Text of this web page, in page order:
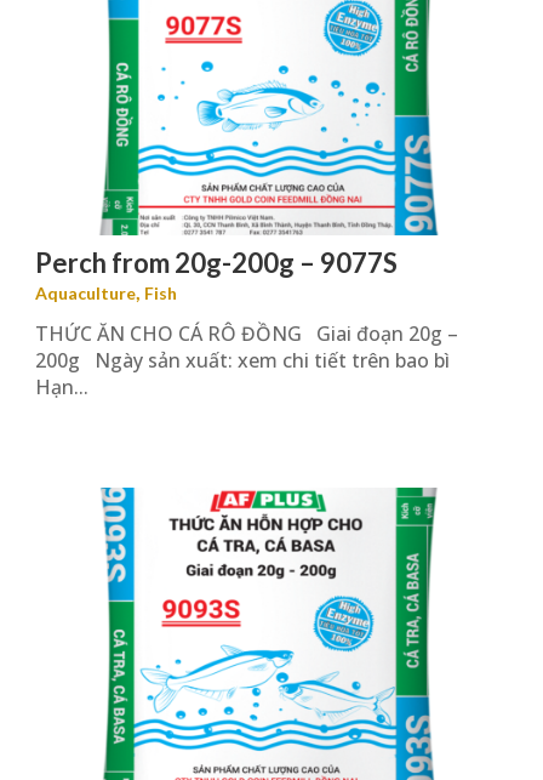
Aquaculture, Fish
Perch from 20g-200g – 9077S
THỨC ĂN CHO CÁ RÔ ĐỒNG Giai đoạn 20g –
200g Ngày sản xuất: xem chi tiết trên bao bì
Hạn...